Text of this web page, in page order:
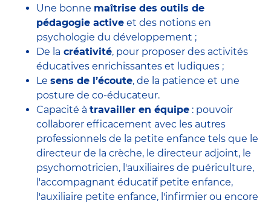
Une bonne maîtrise des outils de
pédagogie active et des notions en
psychologie du développement ;
De la créativité, pour proposer des activités
éducatives enrichissantes et ludiques ;
Le sens de l’écoute, de la patience et une
posture de co-éducateur.
Capacité à travailler en équipe : pouvoir
collaborer efficacement avec les autres
professionnels de la petite enfance tels que le
directeur de la crèche, le directeur adjoint, le
psychomotricien, l'auxiliaires de puériculture,
l'accompagnant éducatif petite enfance,
l'auxiliaire petite enfance, l'infirmier ou encore